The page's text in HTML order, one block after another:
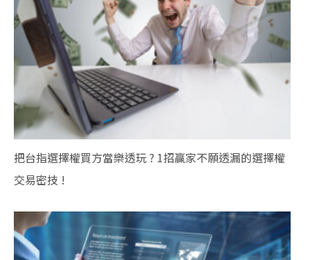
把台指選擇權買方當樂透玩 ? 1招贏家不願透漏的選擇權
交易密技 !